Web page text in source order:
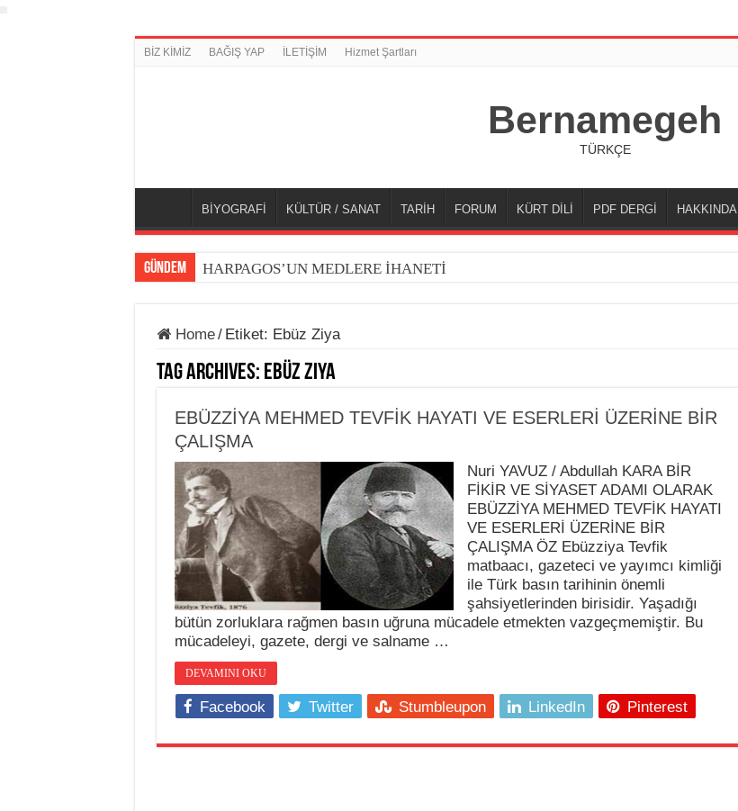
BİZ KİMİZ BAĞIŞ YAP İLETİŞİM Hizmet Şartları
Bernamegeh
TÜRKÇE
BİYOGRAFİ KÜLTÜR / SANAT TARİH FORUM KÜRT DİLİ PDF DERGİ HAKKINDA
GÜNDEM HARPAGOS’UN MEDLERE İHANETİ
Home/ Etiket: Ebüz Ziya
Tag Archives: Ebüz Ziya
EBÜZZİYA MEHMED TEVFİK HAYATI VE ESERLERİ ÜZERİNE BİR
ÇALIŞMA
Nuri YAVUZ / Abdullah KARA BİR
FİKİR VE SİYASET ADAMI OLARAK
EBÜZZİYA MEHMED TEVFİK HAYATI
VE ESERLERİ ÜZERİNE BİR
ÇALIŞMA ÖZ Ebüzziya Tevfik
matbaacı, gazeteci ve yayımcı kimliği
ile Türk basın tarihinin önemli
şahsiyetlerinden birisidir. Yaşadığı
bütün zorluklara rağmen basın uğruna mücadele etmekten vazgeçmemiştir. Bu
mücadeleyi, gazete, dergi ve salname …
DEVAMINI OKU
Facebook Twitter Stumbleupon LinkedIn Pinterest